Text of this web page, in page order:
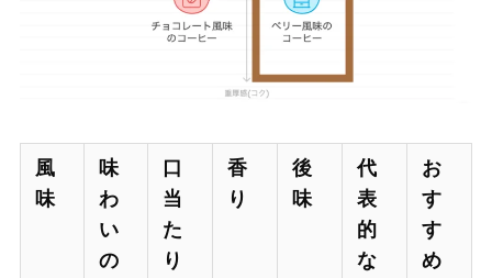
風
味
味
わ
い
の
口
当
た
り
香
り
後
味
代
表
的
な
お
す
す
め